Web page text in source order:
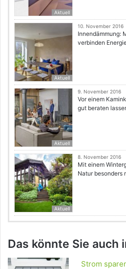
Aktuell
Aktuell
10. November 2016
Innendämmung:
verbinden
Aktuell
9. November 2016
Vor einem
gut beraten
Aktuell
8. November 2016
Mit einem
Natur besonders
Das könnte Sie auch
Strom